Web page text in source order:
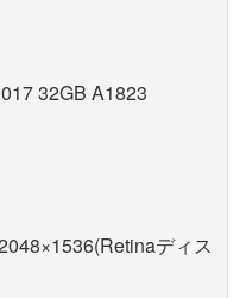
32GB A1823
ディス